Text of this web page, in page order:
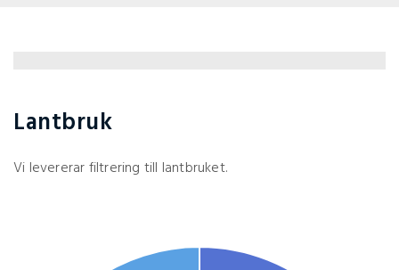
Lantbruk
Vi levererar filtrering till lantbruket.